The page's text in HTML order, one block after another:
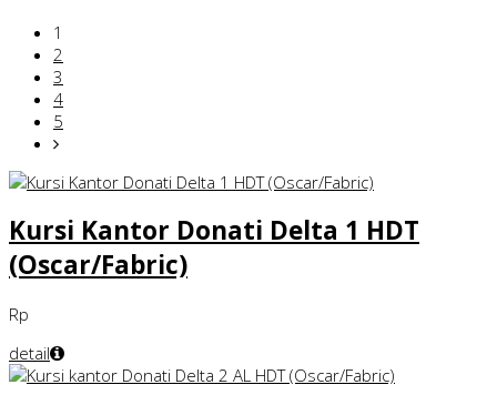
1
2
3
4
5
Kursi Kantor Donati Delta 1 HDT
(Oscar/Fabric)
Rp
detail